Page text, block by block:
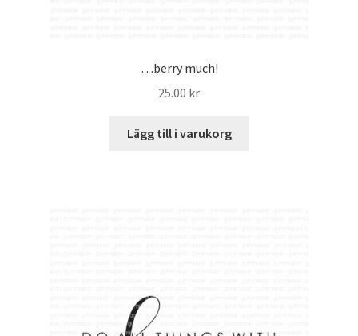
…berry much!
25.00 kr
Lägg till i varukorg